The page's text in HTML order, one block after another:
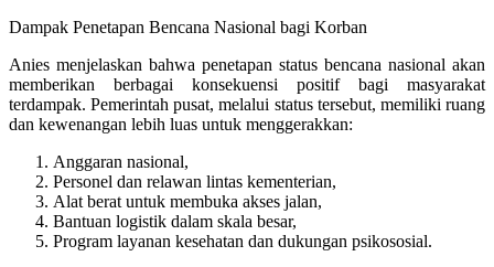
Dampak Penetapan Bencana Nasional bagi Korban
Anies menjelaskan bahwa penetapan status bencana nasional akan
memberikan berbagai konsekuensi positif bagi masyarakat
terdampak. Pemerintah pusat, melalui status tersebut, memiliki ruang
dan kewenangan lebih luas untuk menggerakkan:
Anggaran nasional,
Personel dan relawan lintas kementerian,
Alat berat untuk membuka akses jalan,
Bantuan logistik dalam skala besar,
Program layanan kesehatan dan dukungan psikososial.